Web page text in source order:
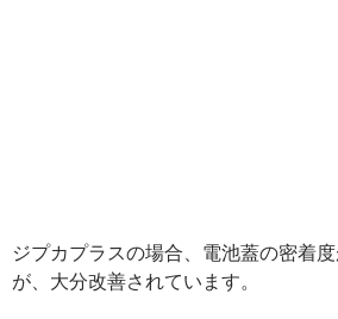
ジプカプラスの場合、電池蓋の密着
が、大分改善されています。